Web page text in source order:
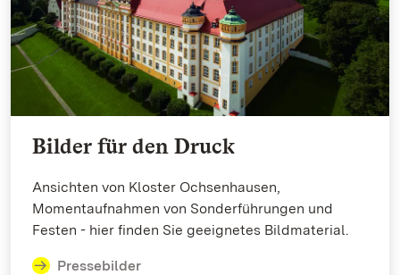
Bilder für den Druck
Ansichten von Kloster Ochsenhausen,
Momentaufnahmen von Sonderführungen und
Festen - hier finden Sie geeignetes Bildmaterial.
Pressebilder